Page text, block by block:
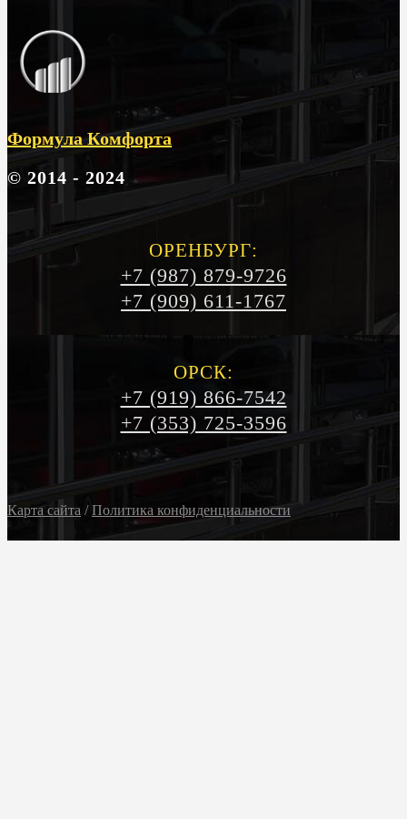
Формула Комфорта
© 2014 - 2024
ОРЕНБУРГ:
+7 (987) 879-9726
+7 (909) 611-1767
ОРСК:
+7 (919) 866-7542
+7 (353) 725-3596
Карта сайта /Политика конфиденциальности